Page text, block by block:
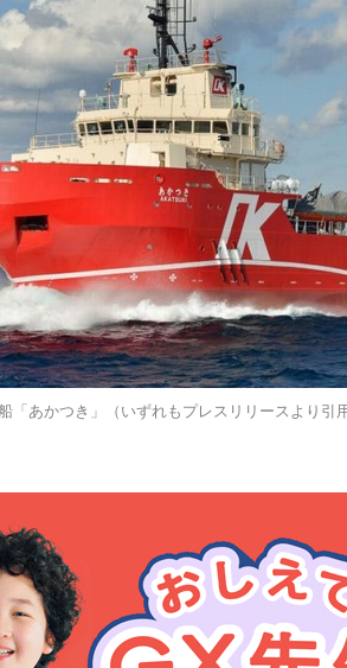
「あかつき」（いずれもプレスリリースより引用